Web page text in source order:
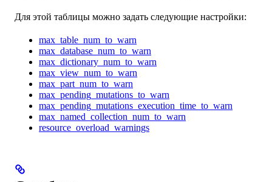
Для этой таблицы можно задать следующие настройки:
max_table_num_to_warn
max_database_num_to_warn
max_dictionary_num_to_warn
max_view_num_to_warn
max_part_num_to_warn
max_pending_mutations_to_warn
max_pending_mutations_execution_time_to_warn
max_named_collection_num_to_warn
resource_overload_warnings